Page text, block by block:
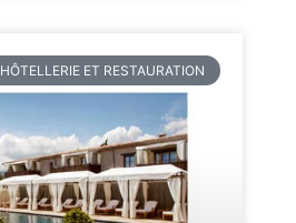
HÔTELLERIE ET RESTAURATION